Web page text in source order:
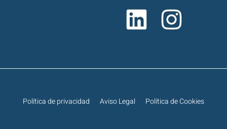
Política de privacidad Aviso Legal Política de Cookies